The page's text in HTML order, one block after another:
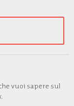
vuoi sapere sul